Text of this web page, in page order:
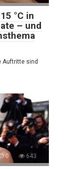
°C in
– und
Auftritte sind
0 643